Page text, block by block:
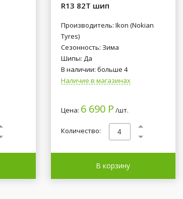
R13 82T шип
Производитель: Ikon (Nokian
Tyres)
Сезонность: Зима
Шипы: Да
В наличии: больше 4
Наличие в магазинах
Цена: 6 690 Р /шт.
Количество:
В корзину